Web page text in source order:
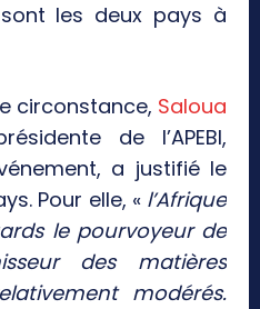
les deux pays à
circonstance, Saloua
de l’APEBI,
a justifié le
Pour elle, « l’Afrique
le pourvoyeur de
des matières
modérés.